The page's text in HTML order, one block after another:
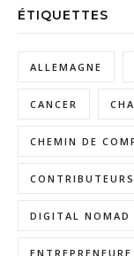
ÉTIQUETTES
ALLEMAGNE
CANCER
CHEMIN DE
CONTRIBUTEURS
DIGITAL NOMAD
ENTREPRENEURE